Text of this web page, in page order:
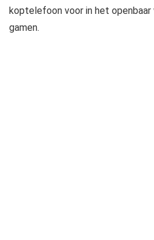
koptelefoon voor in het
gamen.